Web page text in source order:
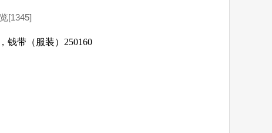
[1345]
钱带（服装）250160